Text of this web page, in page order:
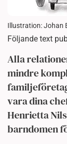
Illustration: Johan
Följande text
Alla
mindre
vara dina
Henrietta
barndomen